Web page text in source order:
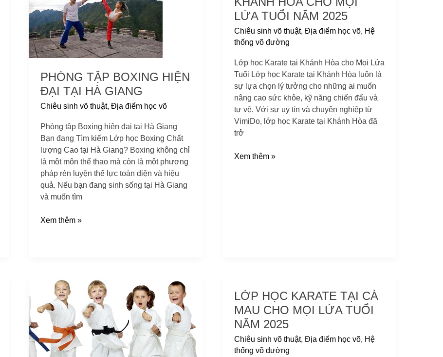
PHÒNG TẬP BOXING HIỆN
ĐẠI TẠI HÀ GIANG
Chiêu sinh võ thuật,Địa điểm học võ
Phòng tập Boxing hiện đại tại Hà Giang
Bạn đang Tìm kiếm Lớp học Boxing Chất
lượng Cao tại Hà Giang? Boxing không chỉ
là một môn thể thao mà còn là một phương
pháp rèn luyện thể lực toàn diện và hiệu
quả. Nếu bạn đang sinh sống tại Hà Giang
và muốn tìm
hiện
đại
tại
Hà
Giang
Xem thêm »
LỨA TUỔI NĂM 2025
Chiêu sinh võ thuật, Địa điểm học võ, Hệ
thống võ đường
Lớp học Karate tại Khánh Hòa cho Mọi Lứa
Tuổi Lớp học Karate tại Khánh Hòa luôn là
sự lựa chọn lý tưởng cho những ai muốn
nâng cao sức khỏe, kỹ năng chiến đấu và
tự vệ. Với sự uy tín và chuyên nghiệp từ
VimiDo, lớp học Karate tại Khánh Hòa đã
trở
Karate
tại
Khánh
Hòa
Mọi
Lứa
Tuổi
năm
2025
Xem thêm »
Boxing
cường
tại
Hải
LỚP HỌC KARATE TẠI CÀ
MAU CHO MỌI LỨA TUỔI
NĂM 2025
Chiêu sinh võ thuật, Địa điểm học võ, Hệ
thống võ đường
Lớp
học
Karate
tại
Cà
Mau